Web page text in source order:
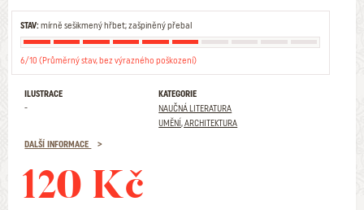
STAV:mírně sešikmený hřbet; zašpiněný přebal
6/10 (Průměrný stav, bez výrazného poškození)
ILUSTRACE
-
KATEGORIE
NAUČNÁ LITERATURA
UMĚNÍ, ARCHITEKTURA
DALŠÍ INFORMACE
120 Kč